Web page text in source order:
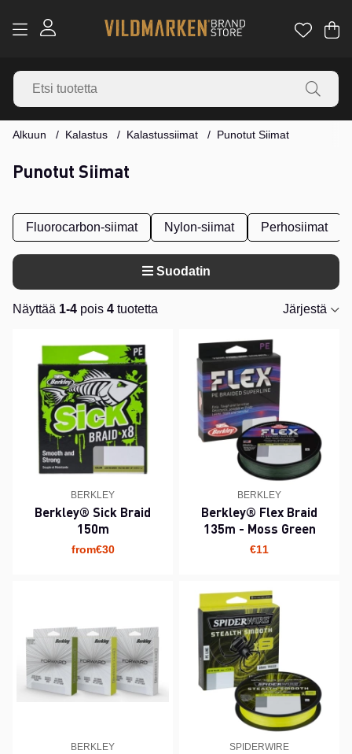
.
Alkuun Kalastus Kalastussiimat Punotut Siimat
Punotut Siimat
Fluorocarbon-siimat Nylon-siimat Perhosiimat
Suodatin
Näyttää 1-4 pois 4 tuotetta
Järjestä
BERKLEY
Berkley® Sick Braid
150m
from€30
BERKLEY
Berkley® Flex Braid
135m - Moss Green
€11
BERKLEY SPIDERWIRE